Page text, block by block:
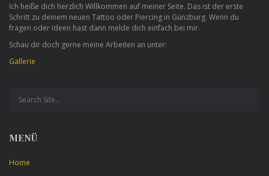
Ich heiße dich herzlich Willkommen auf meiner Seite. Das ist der erste
Schritt zu deinem neuen Tattoo oder Piercing in Günzburg. Wenn du
fragen oder Ideen hast dann melde dich einfach bei mir.
Schau dir doch gerne meine Arbeiten an unter:
Gallerie
MENÜ
Home